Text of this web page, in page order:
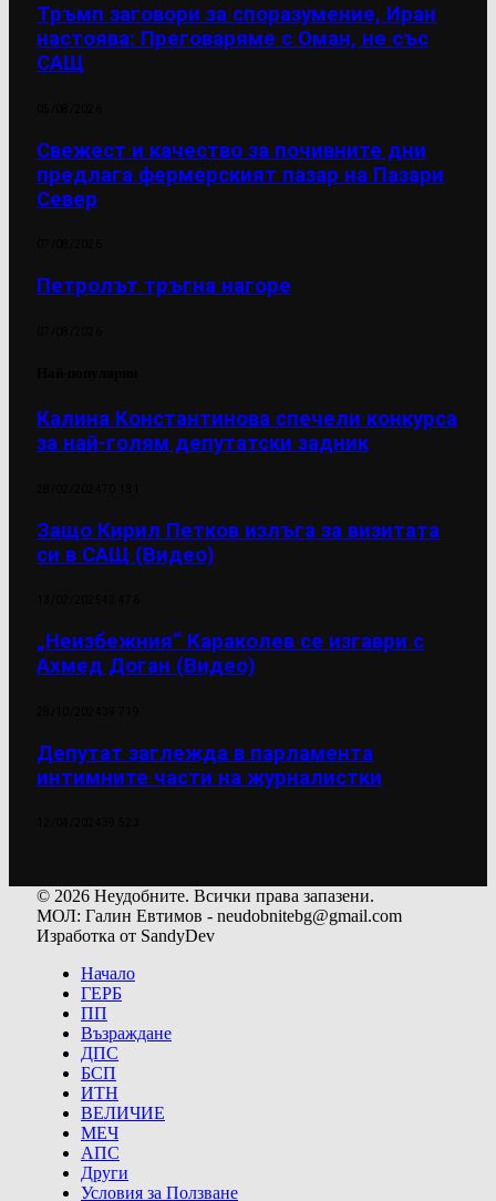
Тръмп заговори за споразумение, Иран
настоява: Преговаряме с Оман, не със
САЩ
Свежест и качество за почивните дни
предлага фермерският пазар на Пазари
Север
Петролът тръгна нагоре
Калина Константинова спечели конкурса
за най-голям депутатски задник
Защо Кирил Петков излъга за визитата
си в САЩ (Видео)
„Неизбежния“ Караколев се изгаври с
Ахмед Доган (Видео)
Депутат заглежда в парламента
интимните части на журналистки
© 2026 Неудобните. Всички права запазени.
МОЛ: Галин Евтимов - neudobnitebg@gmail.com
Изработка от SandyDev
Начало
ГЕРБ
ПП
Възраждане
ДПС
БСП
ИТН
ВЕЛИЧИЕ
МЕЧ
АПС
Други
Условия за Ползване